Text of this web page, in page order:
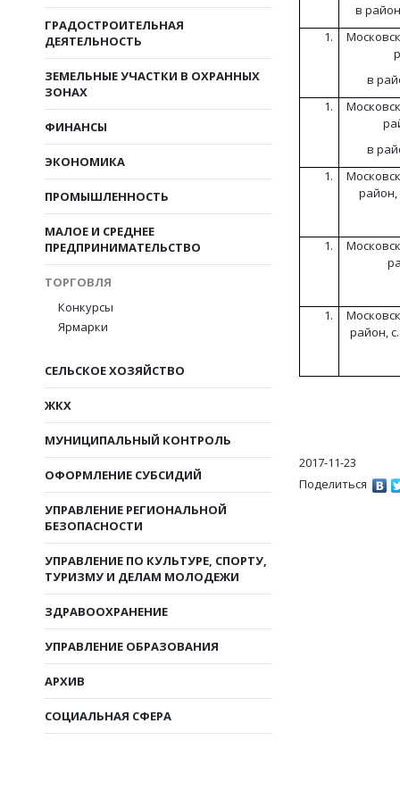
ГРАДОСТРОИТЕЛЬНАЯ
ДЕЯТЕЛЬНОСТЬ
ЗЕМЕЛЬНЫЕ УЧАСТКИ В ОХРАННЫХ
ЗОНАХ
ФИНАНСЫ
ЭКОНОМИКА
ПРОМЫШЛЕННОСТЬ
МАЛОЕ И СРЕДНЕЕ
ПРЕДПРИНИМАТЕЛЬСТВО
ТОРГОВЛЯ
Конкурсы
Ярмарки
СЕЛЬСКОЕ ХОЗЯЙСТВО
ЖКХ
МУНИЦИПАЛЬНЫЙ КОНТРОЛЬ
ОФОРМЛЕНИЕ СУБСИДИЙ
УПРАВЛЕНИЕ РЕГИОНАЛЬНОЙ
БЕЗОПАСНОСТИ
УПРАВЛЕНИЕ ПО КУЛЬТУРЕ, СПОРТУ,
ТУРИЗМУ И ДЕЛАМ МОЛОДЕЖИ
ЗДРАВООХРАНЕНИЕ
УПРАВЛЕНИЕ ОБРАЗОВАНИЯ
АРХИВ
СОЦИАЛЬНАЯ СФЕРА
в
в
в
район,
район,
2017-11-23
Поделиться